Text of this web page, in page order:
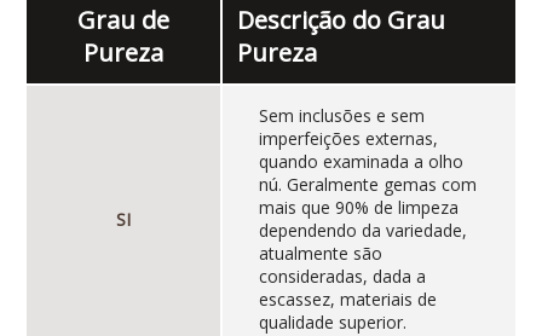
Grau de
Pureza
Descrição do Grau
Pureza
SI
Sem inclusões e sem
imperfeições externas,
quando examinada a olho
nú. Geralmente gemas com
mais que 90% de limpeza
dependendo da variedade,
atualmente são
consideradas, dada a
escassez, materiais de
qualidade superior.